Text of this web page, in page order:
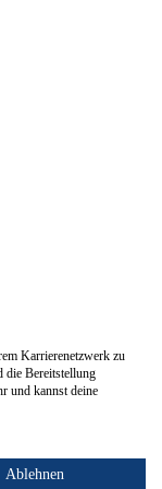
Karrierenetzwerk zu
die Bereitstellung
und kannst deine
Ablehnen